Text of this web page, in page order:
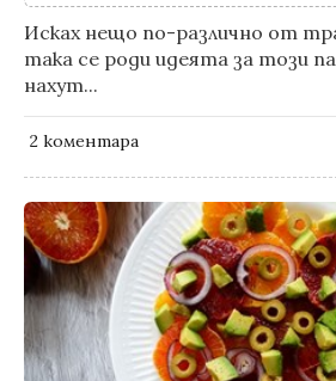
Исках нещо по-различно от
така се роди идеята за този
нахут...
2 kоментара